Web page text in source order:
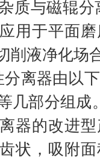
质与磁辊
用于平面
削液净化场
离器由以
几部分组成
器的改进
状，吸附